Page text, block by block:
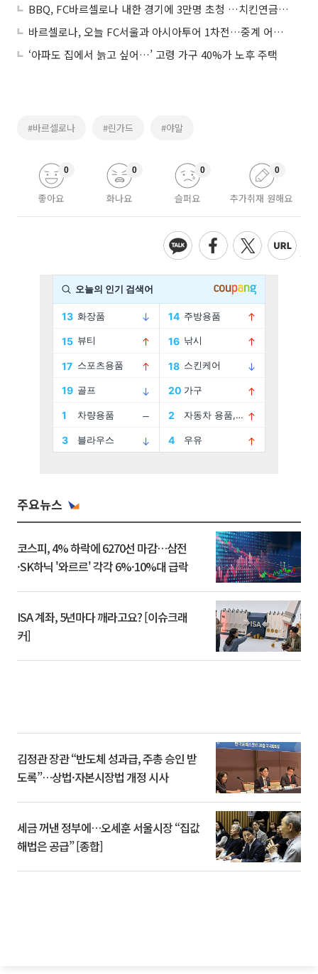
BBQ, FC바르셀로나 내한 경기에 3만명 초청 …치킨연금·카드섹션 이벤트
바르셀로나, 오늘 FC서울과 아시아투어 1차전…중계 어디서?
‘아파도 집에서 늙고 싶어…’ 고령 가구 40%가 노후 주택
#바르셀로나 #린가드 #야말
좋아요
0
화나요
0
슬퍼요
0
추가취재 원해요
0
주요뉴스
코스피, 4% 하락에 6270선 마감…삼전
·SK하닉 '와르르' 각각 6%·10%대 급락
ISA 계좌, 5년마다 깨라고요? [이슈크래
커]
김정관 장관 “반도체 성과급, 주총 승인 받
도록”…상법·자본시장법 개정 시사
세금 꺼낸 정부에…오세훈 서울시장 “집값
해법은 공급” [종합]